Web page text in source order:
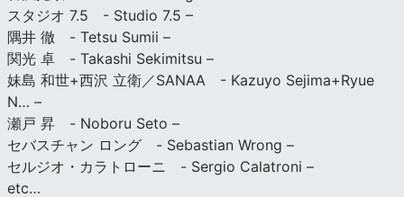
スタジオ 7.5 - Studio 7.5 –
隅井 徹 - Tetsu Sumii –
関光 卓 - Takashi Sekimitsu –
妹島 和世+西沢 立衛／SANAA - Kazuyo Sejima+Ryue
N… –
瀬戸 昇 - Noboru Seto –
セバスチャン ロング - Sebastian Wrong –
セルジオ・カラトローニ - Sergio Calatroni –
etc…